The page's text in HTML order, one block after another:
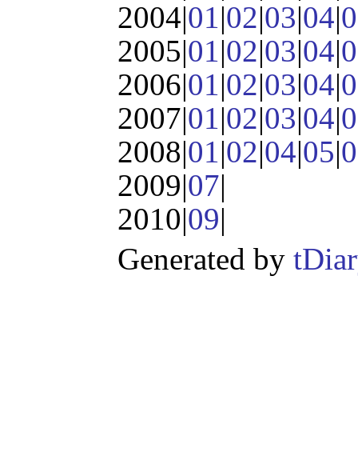
2004|01|02|03|04|
2005|01|02|03|04|
2006|01|02|03|04|
2007|01|02|03|04|
2008|01|02|04|05|
2009|07|
2010|09|
Generated by